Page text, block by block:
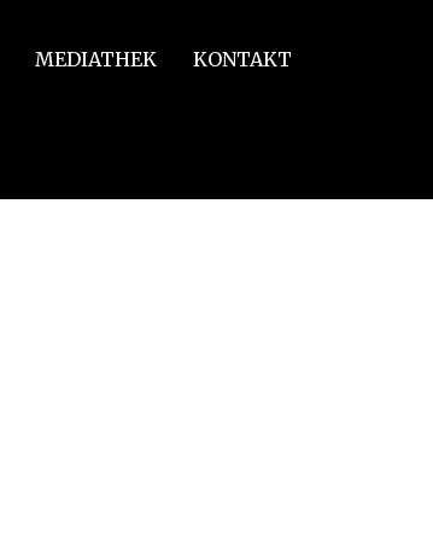
MEDIATHEK KONTAKT